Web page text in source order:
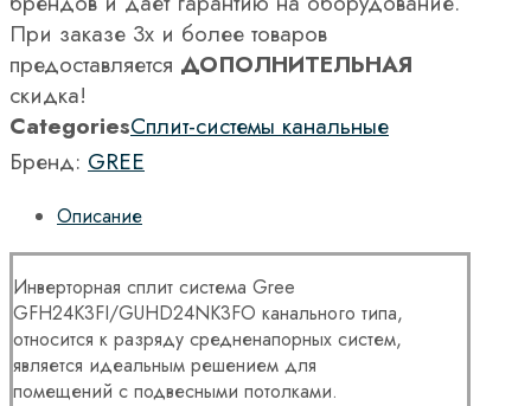
При заказе 3х и более товаров
предоставляется ДОПОЛНИТЕЛЬНАЯ
скидка!
CategoriesСплит-системы канальные
Бренд: GREE
Описание
Инверторная сплит система Gree
GFH24K3FI/GUHD24NK3FO канального типа,
относится к разряду средненапорных систем,
является идеальным решением для
помещений с подвесными потолками.